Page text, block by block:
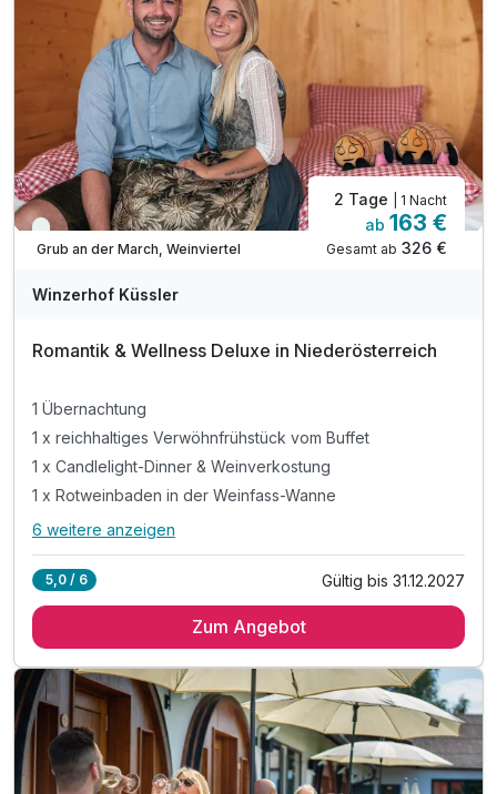
inkl. Führung durch die Kellerei
inkl. Parkplatz & W-LAN Nutzung
Immer verfügbar
Grub an der March, Weinviertel
2 Tage | 1 Nacht
ab 163 €
Gesamt ab 326 €
Winzerhof Küssler
Romantik & Wellness Deluxe in Niederösterreich
1 Übernachtung
1 x reichhaltiges Verwöhnfrühstück vom Buffet
1 x Candlelight-Dinner & Weinverkostung
1 x Rotweinbaden in der Weinfass-Wanne
Alle Inklusivleistungen
1 x reichhaltiges Verwöhnfrühstück vom Buffet
1 x Rotweinbaden in der Weinfass-Wanne
1 x Rotweinpackung "Sinnesreise"
1 x romantisches Entspannen im Kellergewölbe
1 x Kosmetik-Geschenkpaket
6 weitere anzeigen
5,0 / 6 Gültig bis 31.12.2027
Zum Angebot